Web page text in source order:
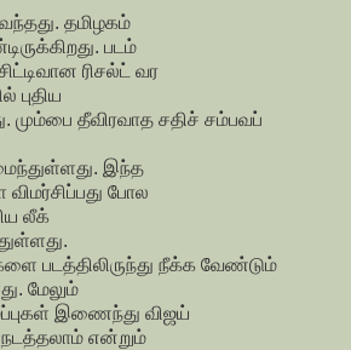
தமிழகம்
படம்
ரிசல்ட் வர
புதிய
மும்பை தீவிரவாத சதிச் சம்பவப்
இந்த
போல
லீக்
படத்திலிருந்து நீக்க வேண்டும்
மேலும்
இணைந்து விஜய்
நடத்தலாம் என்றும்